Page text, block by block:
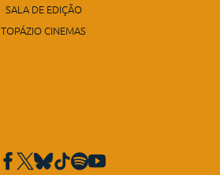
SALA DE EDIÇÃO
TOPÁZIO CINEMAS